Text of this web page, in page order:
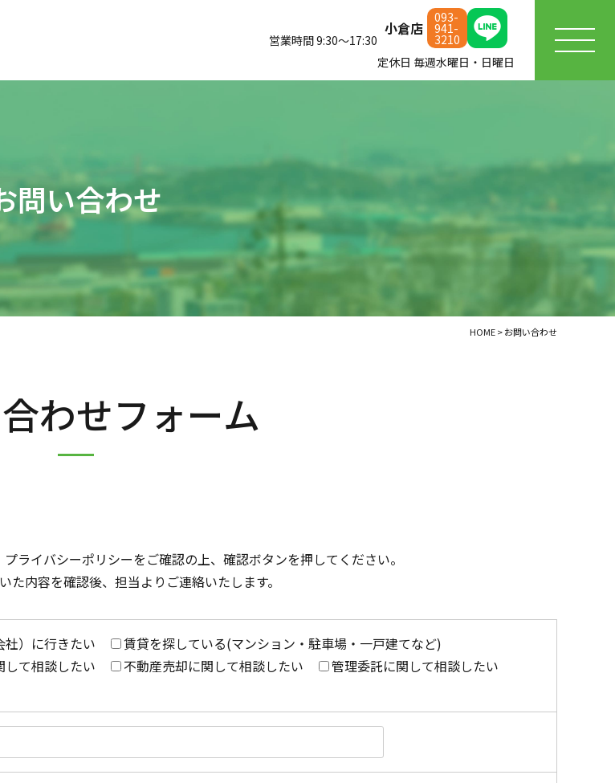
営業時間 9:30～17:30
小倉店
093-
941-
3210
定休日 毎週水曜日・日曜日
問い合わせ
HOME>お問い合わせ
合わせフォーム
ライバシーポリシーをご確認の上、確認ボタンを押してください。
た内容を確認後、担当よりご連絡いたします。
社）に行きたい
賃貸を探している(マンション・駐車場・一戸建てなど)
して相談したい
不動産売却に関して相談したい
管理委託に関して相談したい